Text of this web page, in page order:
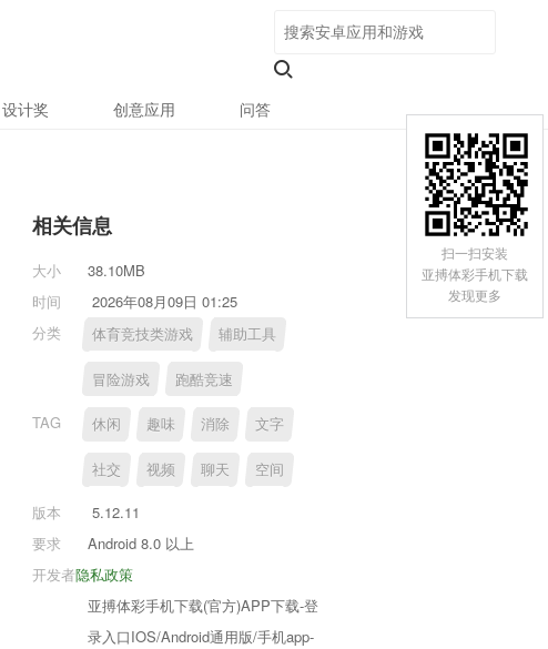
设计奖 创意应用 问答
相关信息
大小
38.10MB
时间
2026年08月09日 01:25
分类
体育竞技类游戏 辅助工具
冒险游戏 跑酷竞速
TAG 休闲 趣味 消除 文字
社交 视频 聊天 空间
版本
5.12.11
要求
Android 8.0 以上
隐私政策
开发者
亚搏体彩手机下载(官方)APP下载-登
录入口IOS/Android通用版/手机app-
扫一扫安装
亚搏体彩手机下载
发现更多